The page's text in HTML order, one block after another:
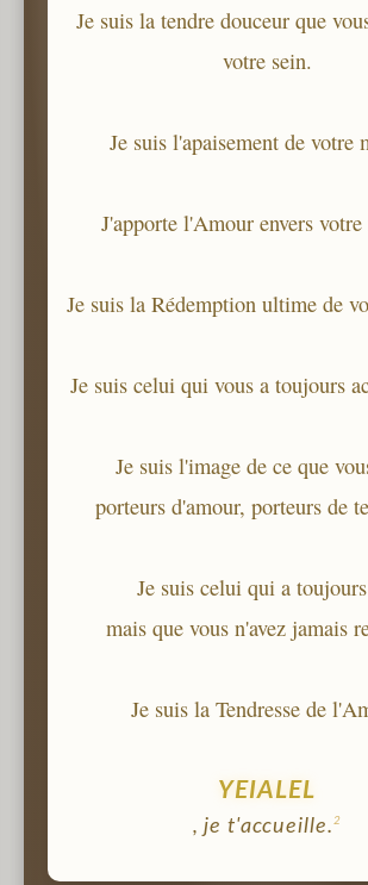
Je suis la tendre douceur que
votre sein.
Je suis l'apaisement de votre
J'apporte l'Amour envers
Je suis la Rédemption ultime de
Je suis celui qui vous a toujours
Je suis l'image de ce que
porteurs d'amour, porteurs de
Je suis celui qui a
mais que vous n'avez jamais
Je suis la Tendresse de
YEIALEL
, je t'accueille. 2